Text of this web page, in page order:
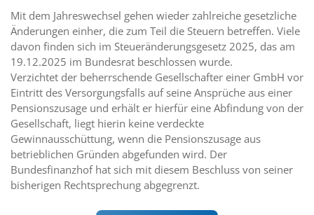
Mit dem Jahreswechsel gehen wieder zahlreiche gesetzliche
Änderungen einher, die zum Teil die Steuern betreffen. Viele
davon finden sich im Steueränderungsgesetz 2025, das am
19.12.2025 im Bundesrat beschlossen wurde.
Verzichtet der beherrschende Gesellschafter einer GmbH vor
Eintritt des Versorgungsfalls auf seine Ansprüche aus einer
Pensionszusage und erhält er hierfür eine Abfindung von der
Gesellschaft, liegt hierin keine verdeckte
Gewinnausschüttung, wenn die Pensionszusage aus
betrieblichen Gründen abgefunden wird. Der
Bundesfinanzhof hat sich mit diesem Beschluss von seiner
bisherigen Rechtsprechung abgegrenzt.